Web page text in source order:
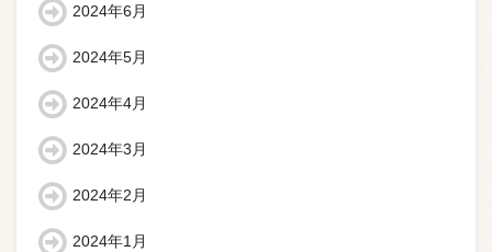
2024年6月
2024年5月
2024年4月
2024年3月
2024年2月
2024年1月